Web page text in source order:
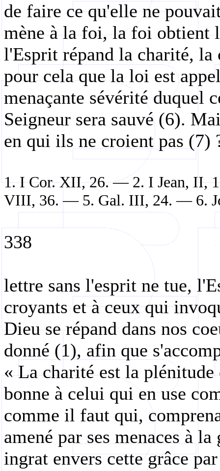
de faire ce qu'elle ne
mène à la foi, la foi obtient
l'Esprit répand la charité,
pour cela que la loi est
menaçante sévérité duquel
Seigneur sera sauvé (6).
en qui ils ne croient pas (7)
1. I Cor. XII, 26. — 2. I Jean, II,
VIII, 36. — 5. Gal. III, 24. — 6.
338
lettre sans l'esprit ne tue,
croyants et à ceux qui
Dieu se répand dans nos
donné (1), afin que
« La charité est la
bonne à celui qui en use
comme il faut qui,
amené par ses menaces à
ingrat envers cette grâce